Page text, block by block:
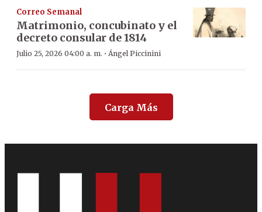
Correo Semanal
Matrimonio, concubinato y el
decreto consular de 1814
Julio 25, 2026 04:00 a. m. · Ángel Piccinini
Carga Más